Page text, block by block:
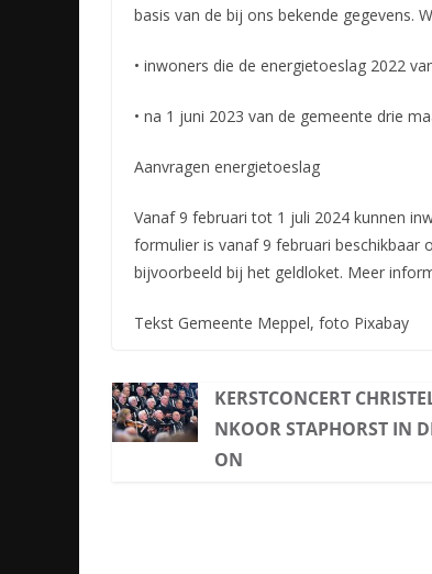
basis van de bij ons bekende gegevens.
• inwoners die de energietoeslag 2022
• na 1 juni 2023 van de gemeente drie
Aanvragen energietoeslag
Vanaf 9 februari tot 1 juli 2024 kunnen
formulier is vanaf 9 februari beschikbaar
bijvoorbeeld bij het geldloket. Meer
Tekst Gemeente Meppel, foto Pixabay
KERSTCONCERT
NKOOR STAPHORST IN
ON